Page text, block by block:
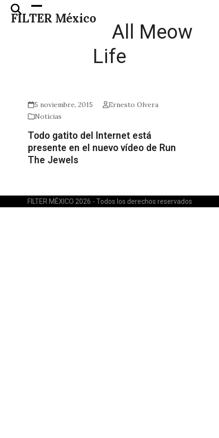
Skip
FILTER México
Open
mobile
Close
mobile
All Meow
Life
5 noviembre, 2015
Ernesto Olvera
Noticias
Todo gatito del Internet está
presente en el nuevo vídeo de Run
The Jewels
FILTER MÉXICO 2026 - Todos los derechos reservados